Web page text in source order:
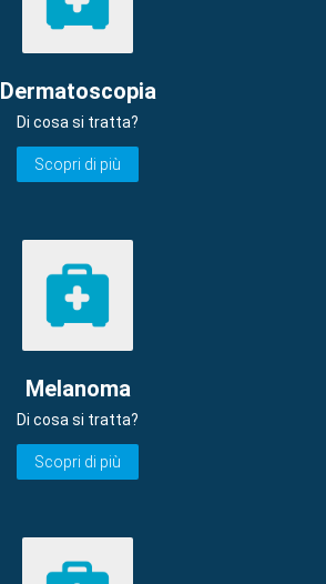
Dermatoscopia
Di cosa si tratta?
Scopri di più
Melanoma
Di cosa si tratta?
Scopri di più